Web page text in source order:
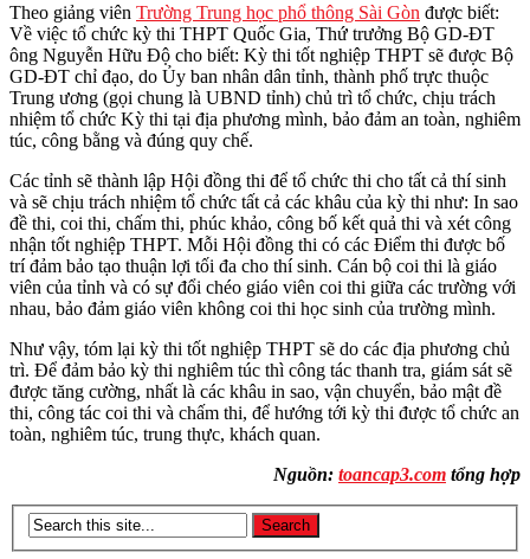
Theo giảng viên Trường Trung học phổ thông Sài Gòn được biết:
Về việc tổ chức kỳ thi THPT Quốc Gia, Thứ trưởng Bộ GD-ĐT
ông Nguyễn Hữu Độ cho biết: Kỳ thi tốt nghiệp THPT sẽ được Bộ
GD-ĐT chỉ đạo, do Ủy ban nhân dân tỉnh, thành phố trực thuộc
Trung ương (gọi chung là UBND tỉnh) chủ trì tổ chức, chịu trách
nhiệm tổ chức Kỳ thi tại địa phương mình, bảo đảm an toàn, nghiêm
túc, công bằng và đúng quy chế.
Các tỉnh sẽ thành lập Hội đồng thi để tổ chức thi cho tất cả thí sinh
và sẽ chịu trách nhiệm tổ chức tất cả các khâu của kỳ thi như: In sao
đề thi, coi thi, chấm thi, phúc khảo, công bố kết quả thi và xét công
nhận tốt nghiệp THPT. Mỗi Hội đồng thi có các Điểm thi được bố
trí đảm bảo tạo thuận lợi tối đa cho thí sinh. Cán bộ coi thi là giáo
viên của tỉnh và có sự đổi chéo giáo viên coi thi giữa các trường với
nhau, bảo đảm giáo viên không coi thi học sinh của trường mình.
Như vậy, tóm lại kỳ thi tốt nghiệp THPT sẽ do các địa phương chủ
trì. Để đảm bảo kỳ thi nghiêm túc thì công tác thanh tra, giám sát sẽ
được tăng cường, nhất là các khâu in sao, vận chuyển, bảo mật đề
thi, công tác coi thi và chấm thi, để hướng tới kỳ thi được tổ chức an
toàn, nghiêm túc, trung thực, khách quan.
Nguồn: toancap3.com tổng hợp